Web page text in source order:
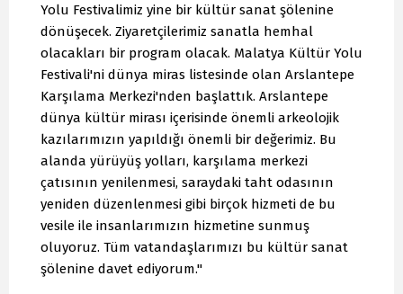
Yolu Festivalimiz yine bir kültür sanat şölenine
dönüşecek. Ziyaretçilerimiz sanatla hemhal
olacakları bir program olacak. Malatya Kültür Yolu
Festivali'ni dünya miras listesinde olan Arslantepe
Karşılama Merkezi'nden başlattık. Arslantepe
dünya kültür mirası içerisinde önemli arkeolojik
kazılarımızın yapıldığı önemli bir değerimiz. Bu
alanda yürüyüş yolları, karşılama merkezi
çatısının yenilenmesi, saraydaki taht odasının
yeniden düzenlenmesi gibi birçok hizmeti de bu
vesile ile insanlarımızın hizmetine sunmuş
oluyoruz. Tüm vatandaşlarımızı bu kültür sanat
şölenine davet ediyorum."